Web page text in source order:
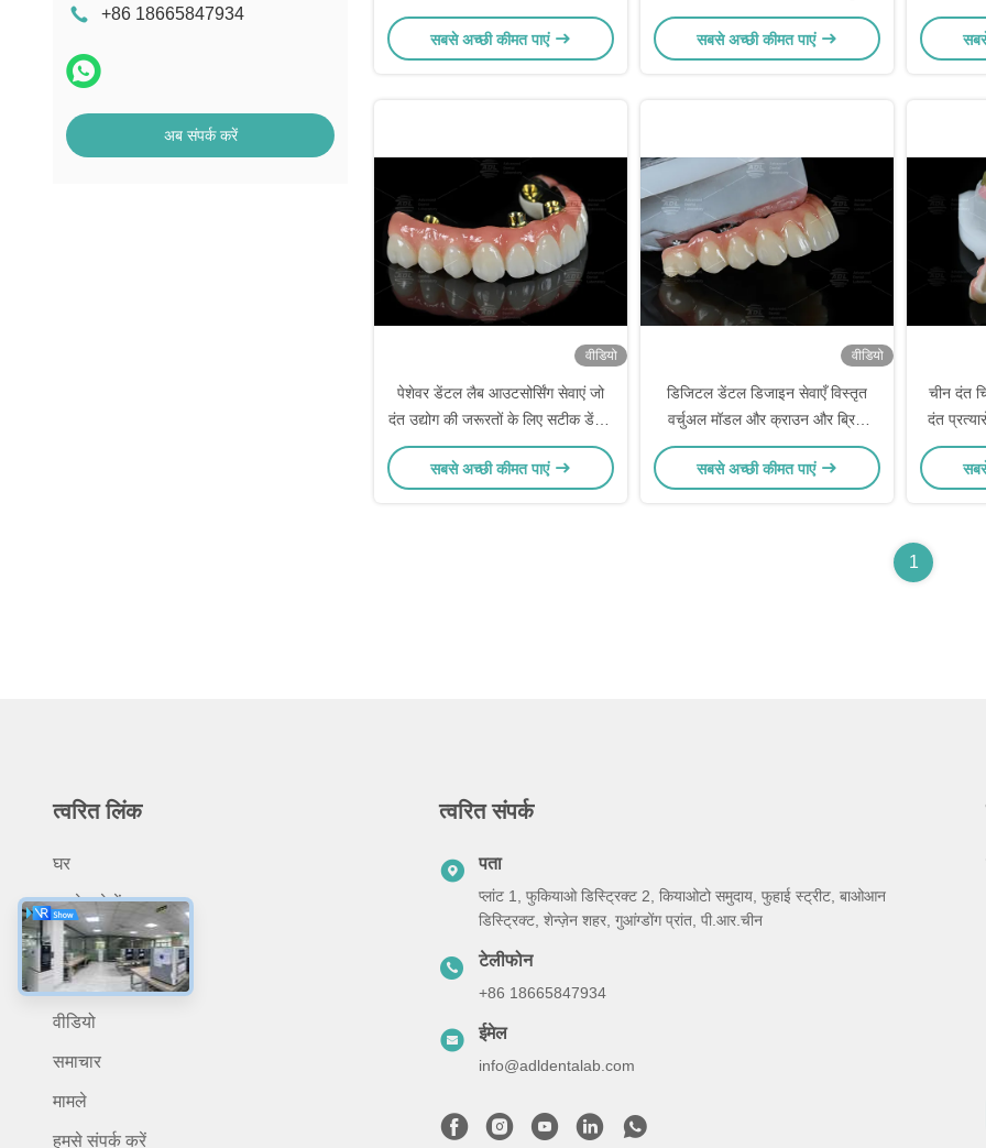
+86 18665847934
अब संपर्क करें
उपयुक्त
सबसे अच्छी कीमत पाएं
दंत प्रत्यारोपण ढांचा समाधान प्रदान
करता है
सबसे अच्छी कीमत पाएं
प्राकृतिक
वीडियो
पेशेवर डेंटल लैब आउटसोर्सिंग सेवाएं जो
दंत उद्योग की जरूरतों के लिए सटीक डेंटल
प्रोस्थेटिक्स और कस्टम समाधान प्रदान
करती हैं
सबसे अच्छी कीमत पाएं
वीडियो
डिजिटल डेंटल डिजाइन सेवाएँ विस्तृत
वर्चुअल मॉडल और क्राउन और ब्रिज
डिजाइन सहित अनुकूलित उपचार योजना
प्रदान करती हैं
सबसे अच्छी कीमत पाएं
चीन दंत
दंत
सभी
टर्नअराउंड
1
त्वरित लिंक
घर
हमारे बारे में
उत्पादों
आवेदन
वीडियो
समाचार
मामले
हमसे संपर्क करें
त्वरित संपर्क
पता
प्लांट 1, फुकियाओ डिस्ट्रिक्ट 2, कियाओटो समुदाय, फुहाई स्ट्रीट, बाओआन
डिस्ट्रिक्ट, शेन्ज़ेन शहर, गुआंग्डोंग प्रांत, पी.आर.चीन
टेलीफोन
+86 18665847934
ईमेल
info@adldentalab.com